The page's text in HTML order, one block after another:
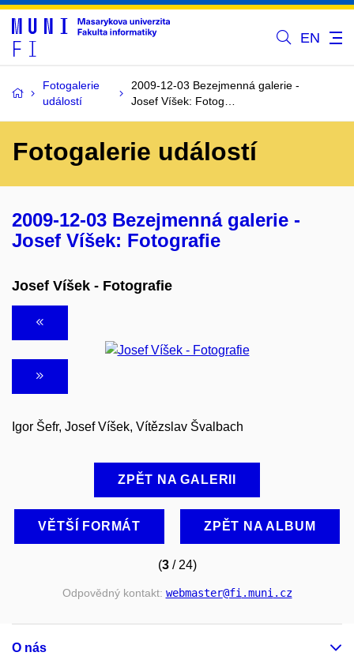
EN
Fotogalerie
událostí
2009-12-03 Bezejmenná galerie -
Josef Víšek: Fotog…
Fotogalerie událostí
2009-12-03 Bezejmenná galerie -
Josef Víšek: Fotografie
Josef Víšek - Fotografie
Igor Šefr, Josef Víšek, Vítězslav Švalbach
ZPĚT NA GALERII
VĚTŠÍ FORMÁT ZPĚT NA ALBUM
(3/ 24)
Odpovědný kontakt: webmaster@fi .muni .cz
O nás